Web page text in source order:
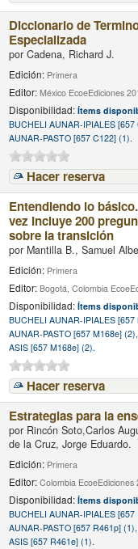
Diccionario de
Especializada
porCadena, Richard J.
Edición: Primera
Editor:México EcoeEdiciones
Disponibilidad:Ítems
BUCHELI AUNAR-IPIALES
AUNAR-PASTO [657 C122] (1).
Hacer reserva
Entendiendo lo
vez Incluye 200
sobre la transición
por Mantilla B., Samuel
Edición: Primera
Editor: Bogotá, Colombia
Disponibilidad:Ítems
BUCHELI AUNAR-IPIALES
AUNAR-PASTO [657 M168e]
ASIS [657 M168e] (2).
Hacer reserva
Estrategias para la
por Rincón Soto,Carlos
de la Cruz, Jorge Eduardo.
Edición: Primera
Editor:Colombia EcoeEdiciones
Disponibilidad:Ítems
BUCHELI AUNAR-IPIALES
AUNAR-PASTO [657 R461p]
ASIS [657 R461e] (1).